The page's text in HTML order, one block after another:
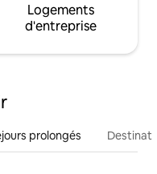
Logements
d'entreprise
prolongés